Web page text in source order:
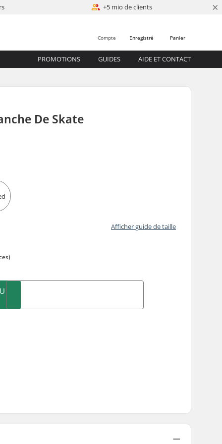
+5 mio de clients ×
Panier
Enregistré
Compte
PROMOTIONS GUIDES AIDE ET CONTACT
De Skate
Afficher guide de taille